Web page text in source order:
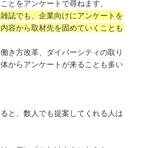
とをアンケートで尋ねます。
誌でも、企業向けにアンケートを
容から取材先を固めていくことも
き方改革、ダイバーシティの取り
からアンケートが来ることも多い
と、数人でも提案してくれる人は